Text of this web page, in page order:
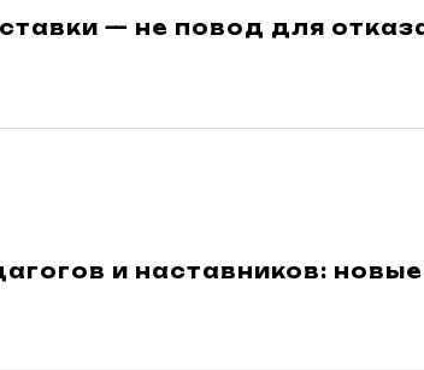
— не повод для
и наставников: